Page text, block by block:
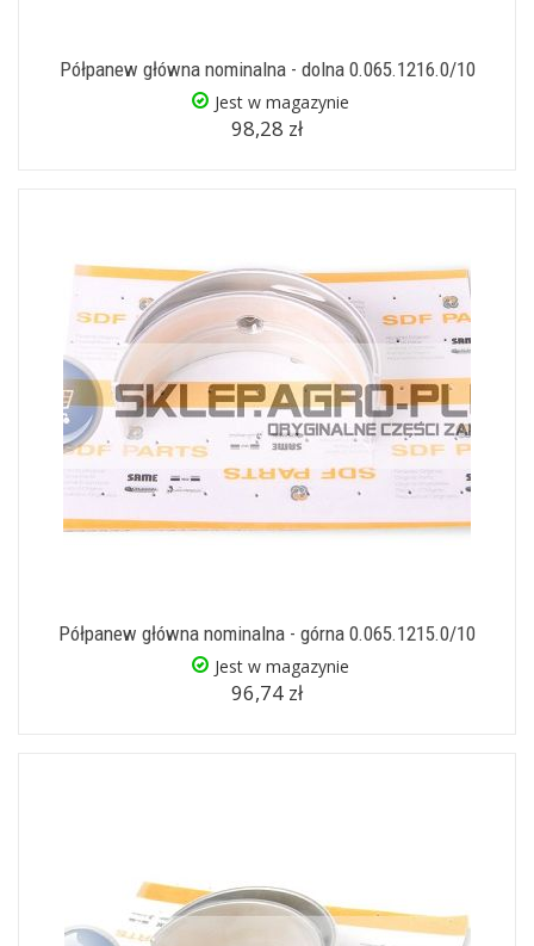
Półpanew główna nominalna - dolna 0.065.1216.0/10
Jest w magazynie
98,28 zł
Półpanew główna nominalna - górna 0.065.1215.0/10
Jest w magazynie
96,74 zł